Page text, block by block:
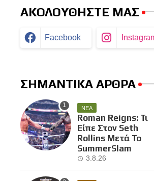
ΑΚΟΛΟΥΘΗΣΤΕ ΜΑΣ
Facebook
ΣΗΜΑΝΤΙΚΑ ΑΡΘΡΑ
ΝΕΑ
Roman Reigns: Τι
Είπε Στον Seth
Rollins Μετά Το
SummerSlam
3.8.26